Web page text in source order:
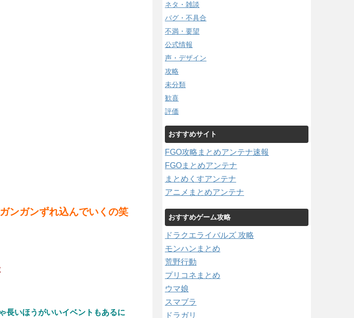
ンガンずれ込んでいくの笑
長いほうがいいイベントもあるに
ネタ・雑談
バグ・不具合
不満・要望
公式情報
声・デザイン
攻略
未分類
歓喜
評価
おすすめサイト
FGO攻略まとめアンテナ速報
FGOまとめアンテナ
まとめくすアンテナ
アニメまとめアンテナ
おすすめゲーム攻略
ドラクエライバルズ 攻略
モンハンまとめ
荒野行動
プリコネまとめ
ウマ娘
スマブラ
ドラガリ